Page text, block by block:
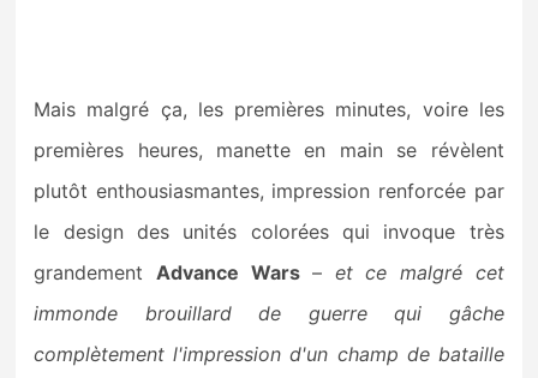
Mais malgré ça, les premières minutes, voire les
premières heures, manette en main se révèlent
plutôt enthousiasmantes, impression renforcée par
le design des unités colorées qui invoque très
grandement Advance Wars– et ce malgré cet
immonde brouillard de guerre qui gâche
complètement l'impression d'un champ de bataille